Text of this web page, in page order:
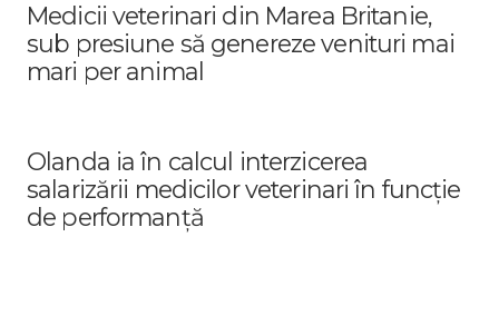
Medicii veterinari din Marea Britanie,
sub presiune să genereze venituri mai
mari per animal
Olanda ia în calcul interzicerea
salarizării medicilor veterinari în funcție
de performanță